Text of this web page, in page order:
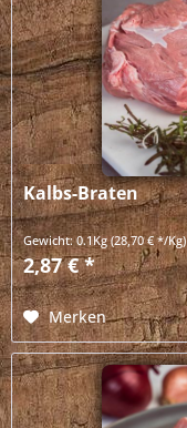
Kalbs-Braten
Gewicht:0.1Kg(28,70 € */Kg)
2,87 € *
Merken